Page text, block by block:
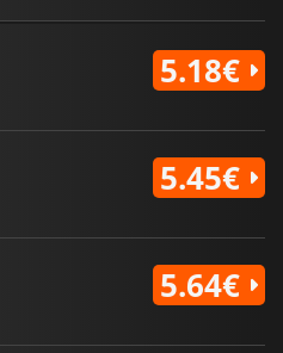
5.18€
5.45€
5.64€